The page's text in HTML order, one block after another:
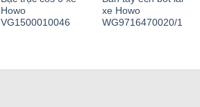
Howo
VG1500010046
xe Howo
WG9716470020/1